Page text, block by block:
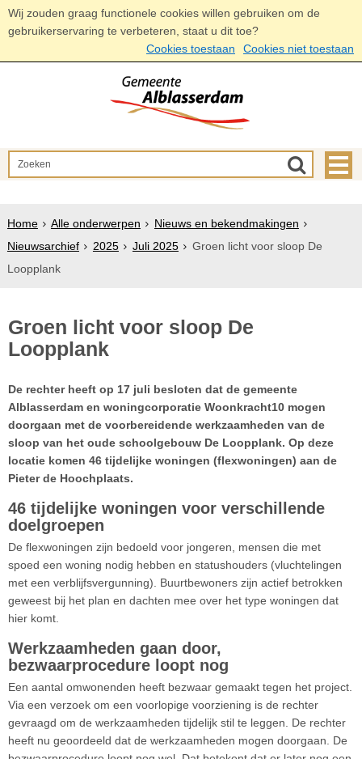
Wij zouden graag functionele cookies willen gebruiken om de
gebruikerservaring te verbeteren, staat u dit toe?
Cookies toestaan
Cookies niet toestaan
Home Alle onderwerpen
Nieuws en bekendmakingen
Nieuwsarchief
2025 Juli 2025
Groen licht voor sloop De
Loopplank
Groen licht voor sloop De
Loopplank
De rechter heeft op 17 juli besloten dat de gemeente
Alblasserdam en woningcorporatie Woonkracht10 mogen
doorgaan met de voorbereidende werkzaamheden van de
sloop van het oude schoolgebouw De Loopplank. Op deze
locatie komen 46 tijdelijke woningen (flexwoningen) aan de
Pieter de Hoochplaats.
46 tijdelijke woningen voor verschillende
doelgroepen
De flexwoningen zijn bedoeld voor jongeren, mensen die met
spoed een woning nodig hebben en statushouders (vluchtelingen
met een verblijfsvergunning). Buurtbewoners zijn actief betrokken
geweest bij het plan en dachten mee over het type woningen dat
hier komt.
Werkzaamheden gaan door,
bezwaarprocedure loopt nog
Een aantal omwonenden heeft bezwaar gemaakt tegen het project.
Via een verzoek om een voorlopige voorziening is de rechter
gevraagd om de werkzaamheden tijdelijk stil te leggen. De rechter
heeft nu geoordeeld dat de werkzaamheden mogen doorgaan. De